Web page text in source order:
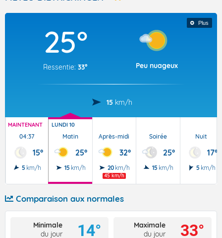
Articles
Plus
25°
Ressentie: 33° Peu nuageux
15 km/h
MAINTENANT
04:37
15°
5 km/h
LUNDI 10
Matin
25°
15 km/h
Après-midi
32°
20 km/h
45 km/h
Soirée
25°
15 km/h
Nuit
17°
5 km/h
Comparaison aux normales
Minimale
du jour
14°
Maximale
du jour
33°